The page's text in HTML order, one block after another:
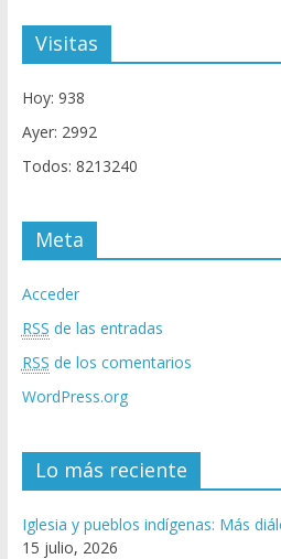
Visitas
Hoy: 938
Ayer: 2992
Todos: 8213240
Meta
Acceder
RSS de las entradas
RSS de los comentarios
WordPress.org
Lo más reciente
Iglesia y pueblos indígenas: Más
15 julio, 2026